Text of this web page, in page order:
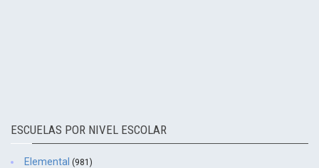
ESCUELAS POR NIVEL ESCOLAR
Elemental (981)